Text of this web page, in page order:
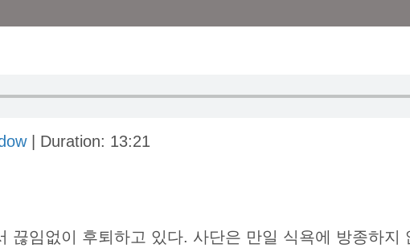
| Duration: 13:21
끊임없이 후퇴하고 있다. 사단은 만일 식욕에 방종하지